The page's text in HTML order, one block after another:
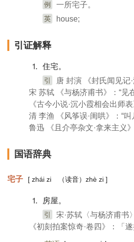
例 一所宅子。
英 house;
引证解释
⒈ 住宅。
引
唐 封演 《封氏闻见记
宋 苏轼 《与杨济甫书》：“见
《古今小说·沉小霞相会出师
清 李渔 《风筝误·闺哄》：“
鲁迅 《且介亭杂文·拿来主义
国语辞典
宅子 [ zhái zi （读音）​zhè zi ]
⒈ 房屋。
引
宋·苏轼〈与杨济甫书
《初刻拍案惊奇·卷四》：「